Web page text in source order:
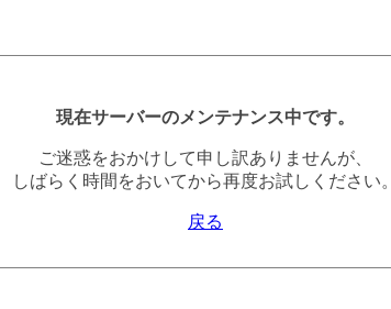
現在サーバーのメンテナンス中です。
ご迷惑をおかけして申し訳ありませんが、
しばらく時間をおいてから再度お試しください。
戻る